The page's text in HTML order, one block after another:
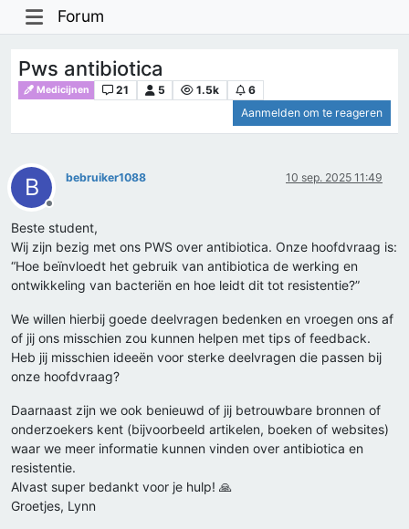
Forum
Pws antibiotica
Medicijnen 21 5 1.5k
6
Aanmelden om te reageren
B
Offline
bebruiker1088 10 sep. 2025 11:49
Beste student,
Wij zijn bezig met ons PWS over antibiotica. Onze hoofdvraag is:
“Hoe beïnvloedt het gebruik van antibiotica de werking en
ontwikkeling van bacteriën en hoe leidt dit tot resistentie?”
We willen hierbij goede deelvragen bedenken en vroegen ons af
of jij ons misschien zou kunnen helpen met tips of feedback.
Heb jij misschien ideeën voor sterke deelvragen die passen bij
onze hoofdvraag?
Daarnaast zijn we ook benieuwd of jij betrouwbare bronnen of
onderzoekers kent (bijvoorbeeld artikelen, boeken of websites)
waar we meer informatie kunnen vinden over antibiotica en
resistentie.
Alvast super bedankt voor je hulp! 🙏
Groetjes, Lynn